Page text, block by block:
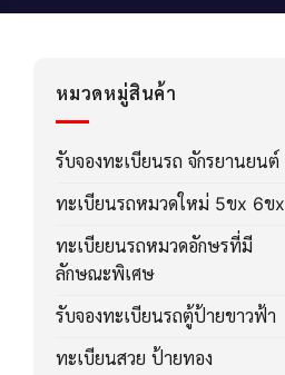
หมวดหมู่สินค้า
รับจองทะเบียนรถ จักรยานยนต์
ทะเบียนรถหมวดใหม่ 5ขx 6ขx
ทะเบียยนรถหมวดอักษรที่มี
ลักษณะพิเศษ
รับจองทะเบียนรถตู้ป้ายขาวฟ้า
ทะเบียนสวย ป้ายทอง